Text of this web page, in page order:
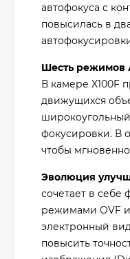
автофокуса с
повысилась в
Шесть режимов
В камере X100F
движущихся
фокусировки. В
чтобы
Эволюция
сочетает в себе
режимами OVF и
электронный
повысить